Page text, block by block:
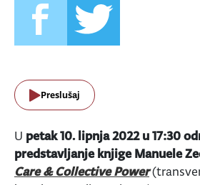
Preslušaj
U petak 10. lipnja 2022 u 17:30
predstavljanje knjige Manuele
Care & Collective Power